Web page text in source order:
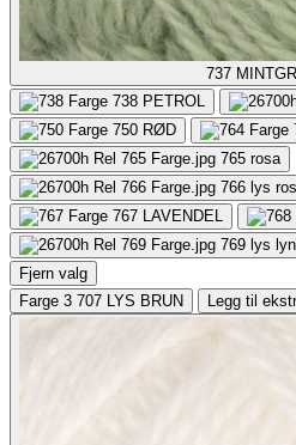
737
738 PETROL
750 RØD
765 rosa
766 lys
767 LAVENDEL
769 lys
Fjern valg
Farge 3 707 LYS BRUN Legg til